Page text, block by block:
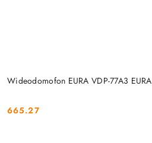
Wideodomofon EURA VDP-77A3 EURA
Cena:
665.27